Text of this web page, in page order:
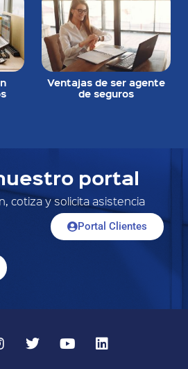
Ventajas de ser agente
de seguros
portal
cotiza y solicita asistencia
Portal Clientes